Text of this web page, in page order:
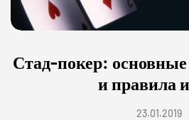
Стад-покер:
и правила
23.01.2019